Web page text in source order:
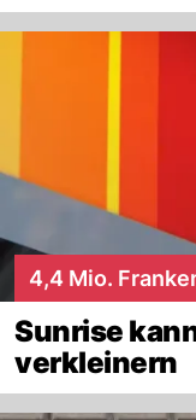
4,4 Mio.
Sunrise
verkleinern